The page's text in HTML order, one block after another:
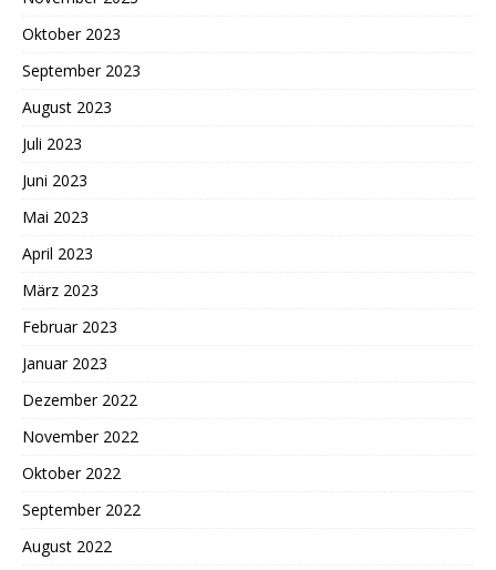
Oktober 2023
September 2023
August 2023
Juli 2023
Juni 2023
Mai 2023
April 2023
März 2023
Februar 2023
Januar 2023
Dezember 2022
November 2022
Oktober 2022
September 2022
August 2022